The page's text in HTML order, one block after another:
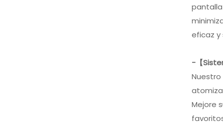
eficaz y
-【
Mejore